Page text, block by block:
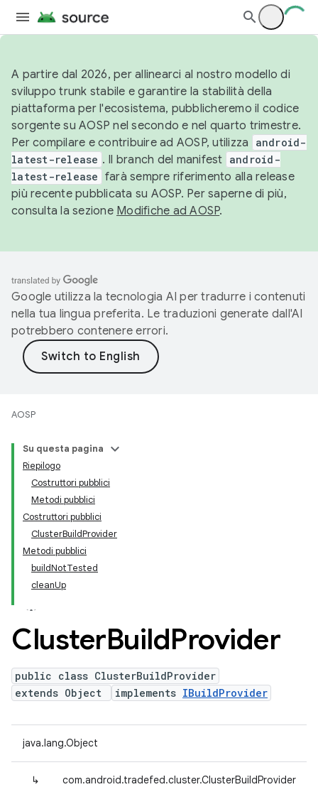
A partire dal 2026, per allinearci al nostro modello di
sviluppo trunk stabile e garantire la stabilità della
piattaforma per l'ecosistema, pubblicheremo il codice
sorgente su AOSP nel secondo e nel quarto trimestre.
Per compilare e contribuire ad AOSP, utilizza
android-
latest-release . Il branch del manifest android-
latest-release farà sempre riferimento alla release
più recente pubblicata su AOSP. Per saperne di più,
consulta la sezione Modifiche ad AOSP.
Google utilizza la tecnologia AI per tradurre i contenuti
nella tua lingua preferita. Le traduzioni generate dall'AI
potrebbero contenere errori.
AOSP
Su questa pagina
Riepilogo
Costruttori pubblici
Metodi pubblici
Costruttori pubblici
ClusterBuildProvider
Metodi pubblici
buildNotTested
cleanUp
ClusterBuildProvider
public class ClusterBuildProvider
extends Object
implements IBuildProvider
java.lang.Object
↳ com.android.tradefed.cluster.ClusterBuildProvider